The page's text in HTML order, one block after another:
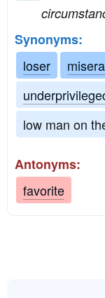
Synonyms:
loser
low man on
Antonyms:
favorite